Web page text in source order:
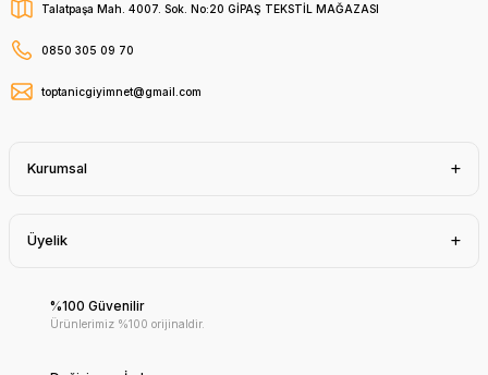
Talatpaşa Mah. 4007. Sok. No:20 GİPAŞ TEKSTİL MAĞAZASI
0850 305 09 70
toptanicgiyimnet@gmail.com
Kurumsal
Üyelik
%100 Güvenilir
Ürünlerimiz %100 orijinaldir.